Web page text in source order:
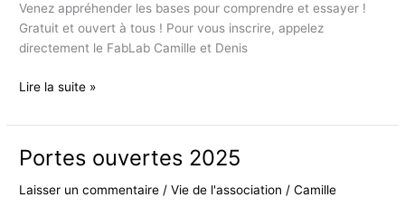
Venez appréhender les bases pour comprendre et essayer !
Gratuit et ouvert à tous ! Pour vous inscrire, appelez
directement le FabLab Camille et Denis
Atelier
IMPRESSION
Lire la suite »
Portes ouvertes 2025
Laisser un commentaire /Vie de l'association /Camille